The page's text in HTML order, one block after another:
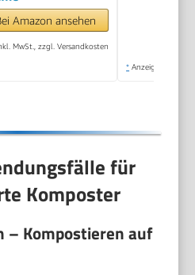
Amazon ansehen
MwSt., zzgl. Versandkosten
* Anzeige
für
Komposter
– Kompostieren auf